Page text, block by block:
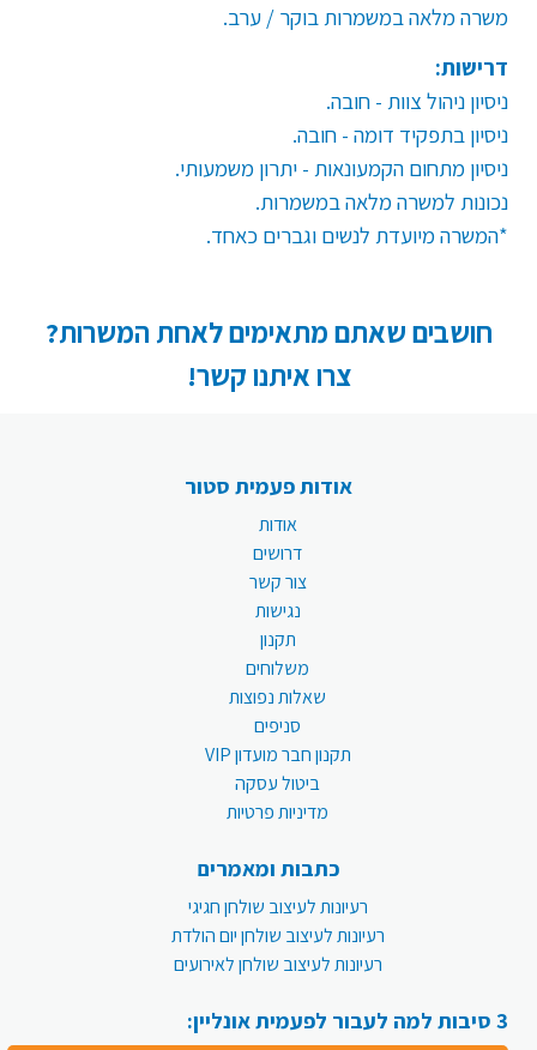
משרה מלאה במשמרות בוקר / ערב.
דרישות:
ניסיון ניהול צוות - חובה.
ניסיון בתפקיד דומה - חובה.
ניסיון מתחום הקמעונאות - יתרון משמעותי.
נכונות למשרה מלאה במשמרות.
*המשרה מיועדת לנשים וגברים כאחד.
חושבים שאתם מתאימים לאחת המשרות?
צרו איתנו קשר!
אודות פעמית סטור
אודות
דרושים
צור קשר
נגישות
תקנון
משלוחים
שאלות נפוצות
סניפים
תקנון חבר מועדון VIP
ביטול עסקה
מדיניות פרטיות
כתבות ומאמרים
רעיונות לעיצוב שולחן חגיגי
רעיונות לעיצוב שולחן יום הולדת
רעיונות לעיצוב שולחן לאירועים
3 סיבות למה לעבור לפעמית אונליין: